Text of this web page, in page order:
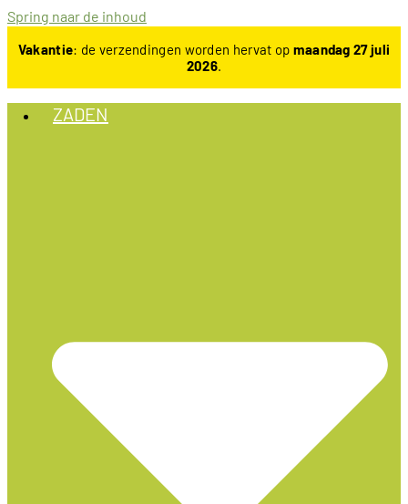
Spring naar de inhoud
Vakantie: de verzendingen worden hervat op maandag 27 juli
2026.
ZADEN